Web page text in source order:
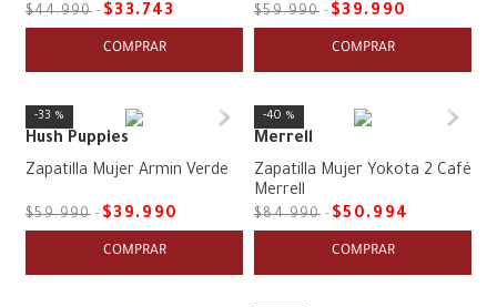
$44.990 $33. 743
COMPRAR
$59.990 $39. 990
COMPRAR
33 %
Hush Puppies
Zapatilla Mujer Armin Verde
$59.990 $39. 990
COMPRAR
40 %
Merrell
Zapatilla Mujer Yokota 2 Café
Merrell
$84.990 $50. 994
COMPRAR